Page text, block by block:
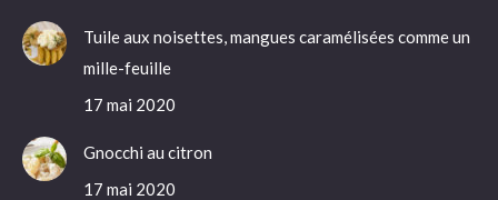
Tuile aux noisettes, mangues caramélisées comme un
mille-feuille
17 mai 2020
Gnocchi au citron
17 mai 2020